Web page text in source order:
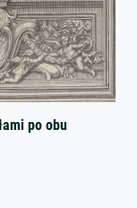
po obu